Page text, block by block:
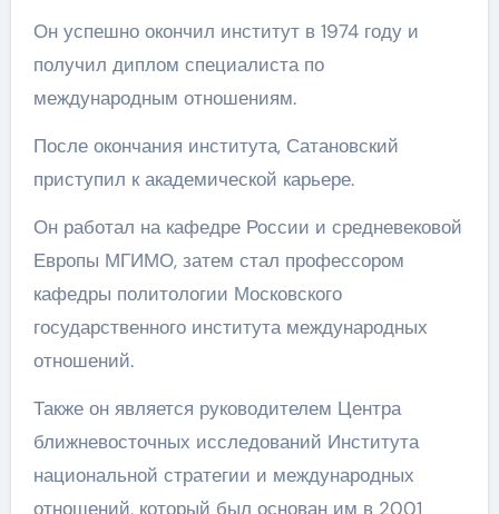
Он успешно окончил институт в 1974 году и
получил диплом специалиста по
международным отношениям.
После окончания института, Сатановский
приступил к академической карьере.
Он работал на кафедре России и средневековой
Европы МГИМО, затем стал профессором
кафедры политологии Московского
государственного института международных
отношений.
Также он является руководителем Центра
ближневосточных исследований Института
национальной стратегии и международных
отношений, который был основан им в 2001